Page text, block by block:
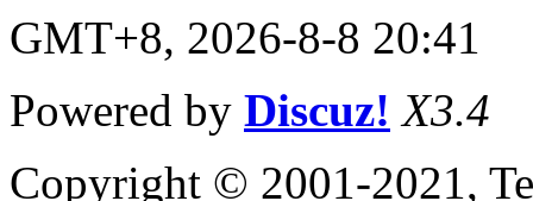
（.NET）
练习：设置项目的目标
练习：生成和加载程序
集 （.NET）
基础知识
GMT+8, 2026-8-8 20:41
Powered by Discuz! X3.4
Copyright © 2001-2021,